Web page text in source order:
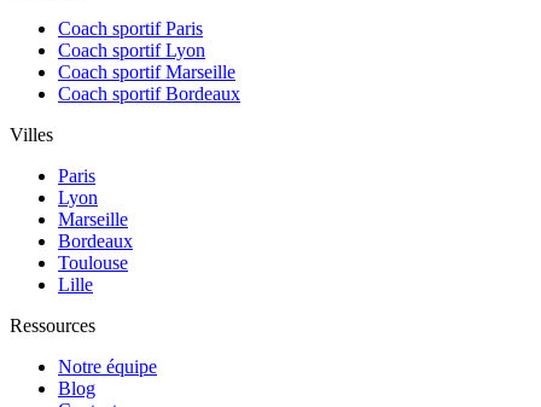
Coach sportif Paris
Coach sportif Lyon
Coach sportif Marseille
Coach sportif Bordeaux
Villes
Paris
Lyon
Marseille
Bordeaux
Toulouse
Lille
Ressources
Notre équipe
Blog